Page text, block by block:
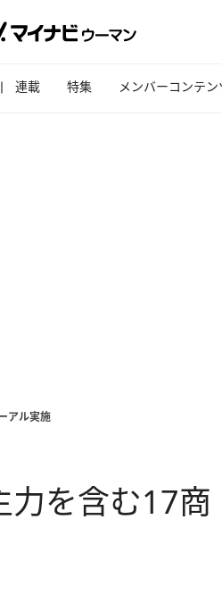
連載 特集 メンバーコンテン
アル実施
を含む17商